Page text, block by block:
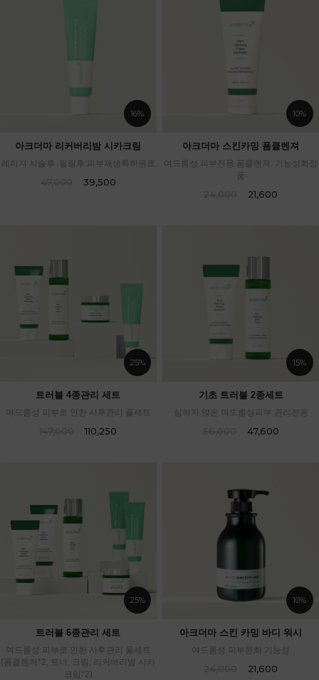
16%
아크더마 리커버리밤 시카크림
레이져 시술후 .필링후.피부재생특허원료
39,500
10%
아크더마 스킨카밍 폼클렌져
여드름성 피부전용 폼클렌져. 기능성화장
품
21,600
25%
트러블 4종관리 세트
여드름성 피부로 인한 사후관리 풀세트
110,250
15%
기초 트러블 2종세트
심하지 않은 여드름성피부 관리전용
47,600
25%
트러블 6종관리 세트
여드름성 피부로 인한 사후관리 풀세트
(폼클렌저*2, 토너, 크림, 리커버리밤 시카
크림*2)
10%
아크더마 스킨 카밍 바디 워시
여드름성 피부완화 기능성
21,600